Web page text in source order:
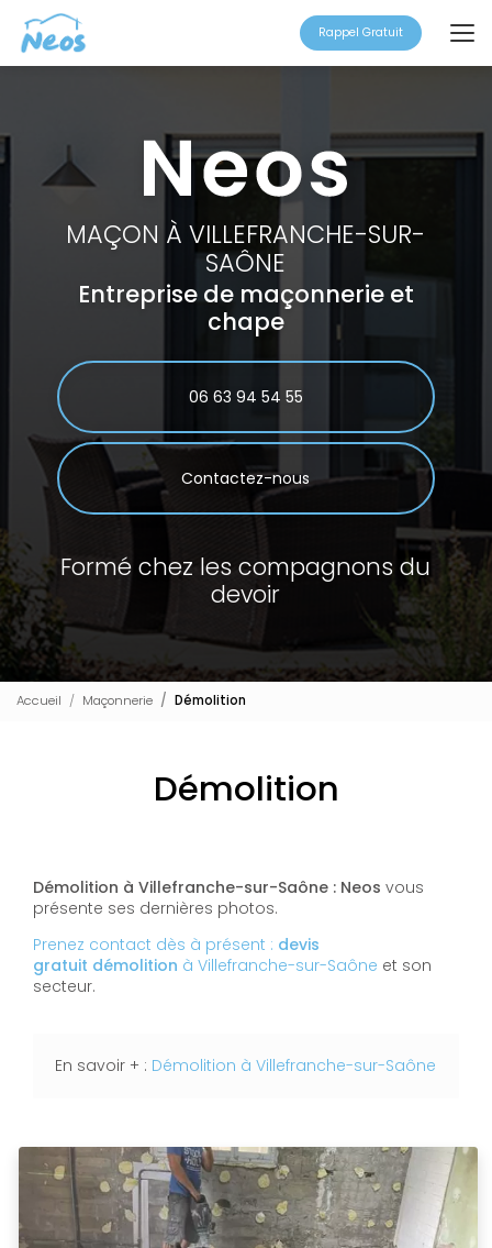
contenu
principal
Rappel Gratuit
MAÇON À VILLEFRANCHE-SUR-
SAÔNE
Entreprise de maçonnerie et
chape
06 63 94 54 55
Contactez-nous
Formé chez les compagnons du
devoir
Accueil Maçonnerie Démolition
Démolition
Démolition à Villefranche-sur-Saône : Neos vous
présente ses dernières photos.
Prenez contact dès à présent : devis
gratuit démolition à Villefranche-sur-Saône et son
secteur.
En savoir + : Démolition à Villefranche-sur-Saône